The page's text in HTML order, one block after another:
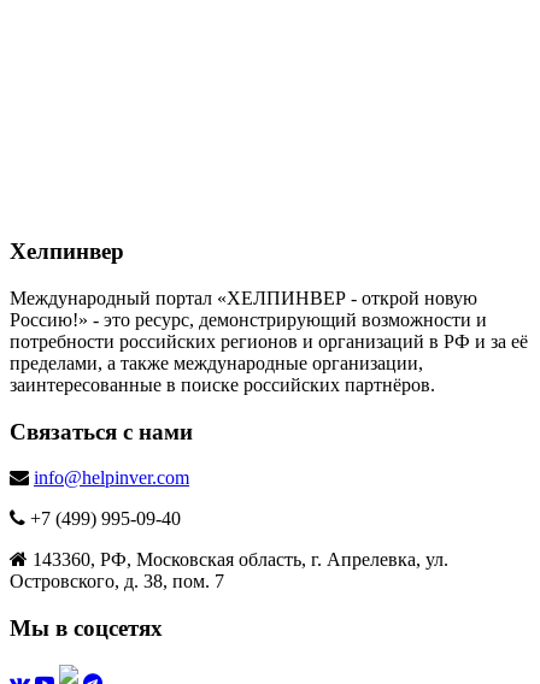
Хелпинвер
Международный портал «ХЕЛПИНВЕР - открой новую
Россию!» - это ресурс, демонстрирующий возможности и
потребности российских регионов и организаций в РФ и за её
пределами, а также международные организации,
заинтересованные в поиске российских партнёров.
Связаться с нами
info@helpinver.com
+7 (499) 995-09-40
143360, РФ, Московская область, г. Апрелевка, ул.
Островского, д. 38, пом. 7
Мы в соцсетях